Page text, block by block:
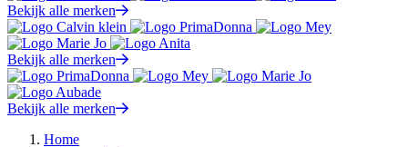
Bekijk alle merken
Bekijk alle merken
Bekijk alle merken
Home